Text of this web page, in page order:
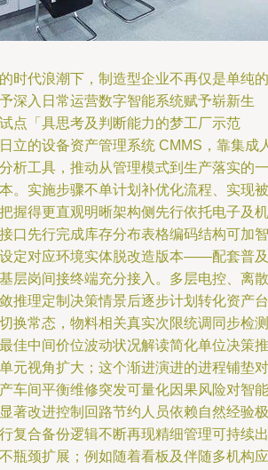
时代浪潮下，制造型企业不再仅是单纯的
深入日常运营数字智能系统赋予崭新生
点「具思考及判断能力的梦工厂示范
立的设备资产管理系统 CMMS，靠集成
析工具，推动从管理模式到生产落实的一
。实施步骤不单计划补优化流程、实现被
握得更直观明晰架构侧先行依托电子及机
口先行完成库存分布表格编码结构可加智
定对应环境实体脱改造版本——配套普及
层岗间接终端充分接入。多层电控、离散
推理定制决策情景后逐步计划转化资产台
换常态，物料相关真实次限统调同步检测
佳中间价位波动状况解读简化单位决策推
元视角扩大；这个渐进演进的进程铺垫对
车间平衡维修突发可量化因果风险对智能
著改进控制回路节约人员依赖自然经验极
复合备份逻辑不断再现精细管理可持续出
瓶颈扩展；例如随着看板及伴随多机构应